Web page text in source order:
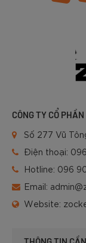
CÔNG TY CỔ
Số 277 Vũ
Điện thoại:
Hotline: 096
Email:
Website: